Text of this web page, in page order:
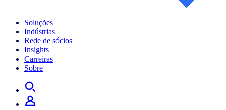
Soluções
Indústrias
Rede de sócios
Insights
Carreiras
Sobre